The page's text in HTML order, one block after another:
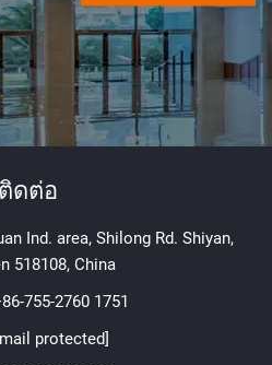
ติดต่อ
Ind. area, Shilong Rd. Shiyan,
518108, China
755-2760 1751
protected]